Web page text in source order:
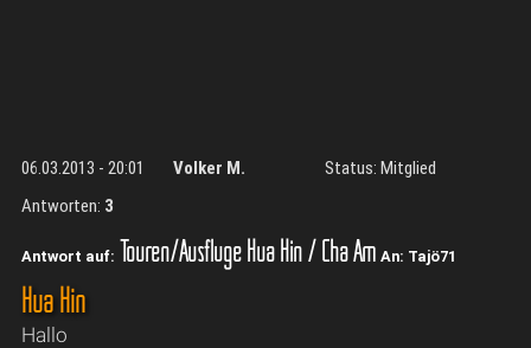
06.03.2013 - 20:01 Volker M.
Status: Mitglied
Antworten: 3
Antwort auf: Touren/Ausflüge Hua Hin / Cha Am An: Tajö71
Hua Hin
Hallo